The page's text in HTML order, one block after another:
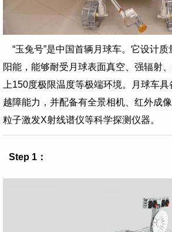
“玉兔号”是中国首辆月球车。它设计质
阳能，能够耐受月球表面真空、强辐射
上150度极限温度等极端环境。月球车
越障能力，并配备有全景相机、红外成
粒子激发X射线谱仪等科学探测仪器。
Step 1：